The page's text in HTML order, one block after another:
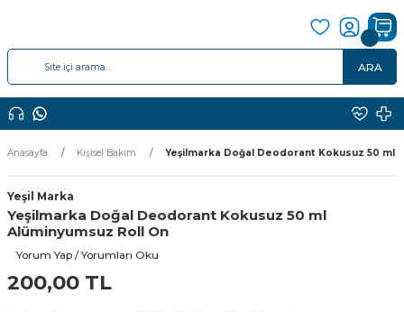
ARA
Anasayfa Kişisel Bakım Yeşilmarka Doğal Deodorant Kokusuz 50 ml
Yeşil Marka
Yeşilmarka Doğal Deodorant Kokusuz 50 ml
Alüminyumsuz Roll On
Yorum Yap / Yorumları Oku
200,00 TL